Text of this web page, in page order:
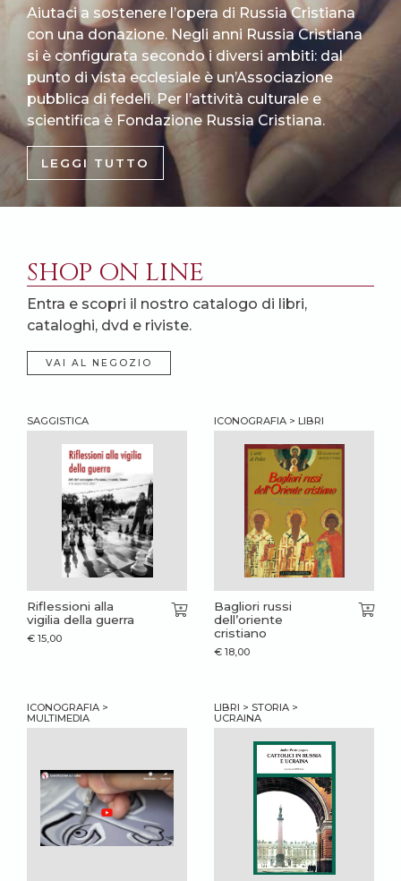
Aiutaci a sostenere l’opera di Russia Cristiana
con una donazione. Negli anni Russia Cristiana
si è configurata secondo i diversi ambiti: dal
punto di vista ecclesiale è un’Associazione
pubblica di fedeli. Per l’attività culturale e
scientifica è Fondazione Russia Cristiana.
LEGGI TUTTO
SHOP ON LINE
Entra e scopri il nostro catalogo di libri,
cataloghi, dvd e riviste.
VAI AL NEGOZIO
SAGGISTICA
Riflessioni alla
vigilia della guerra
€ 15,00
ICONOGRAFIA > LIBRI
Bagliori russi
dell’oriente
cristiano
€ 18,00
ICONOGRAFIA >
MULTIMEDIA
LIBRI > STORIA >
UCRAINA